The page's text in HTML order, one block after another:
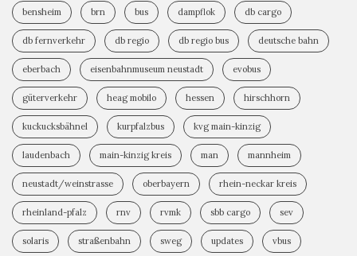
bensheim brn bus dampflok db cargo
db fernverkehr db regio db regio bus deutsche bahn
eberbach eisenbahnmuseum neustadt evobus
güterverkehr heag mobilo hessen hirschhorn
kuckucksbähnel kurpfalzbus kvg main-kinzig
laudenbach main-kinzig kreis man mannheim
neustadt/weinstrasse oberbayern rhein-neckar kreis
rheinland-pfalz rnv rvmk sbb cargo sev
solaris straßenbahn sweg updates vbus